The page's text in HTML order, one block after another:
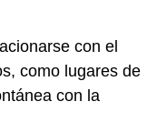
con el
como lugares de
con la